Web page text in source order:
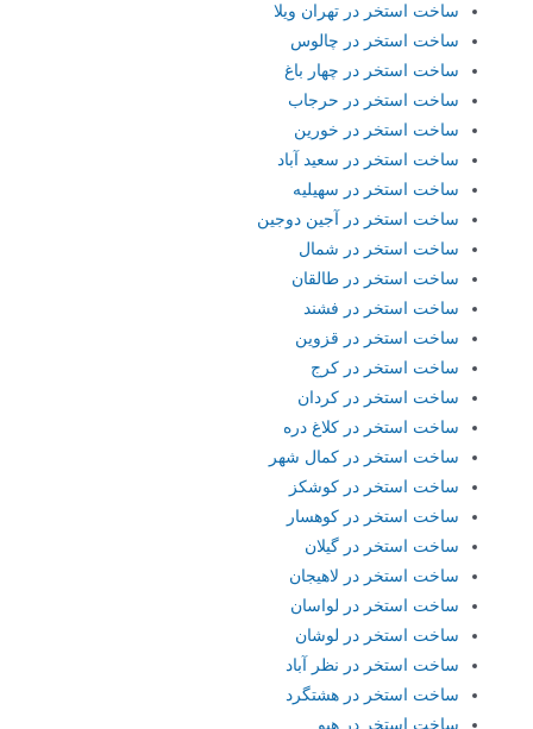
ساخت استخر در تهران ویلا
ساخت استخر در چالوس
ساخت استخر در چهار باغ
ساخت استخر در حرجاب
ساخت استخر در خورین
ساخت استخر در سعید آباد
ساخت استخر در سهیلیه
ساخت استخر در آجین دوجین
ساخت استخر در شمال
ساخت استخر در طالقان
ساخت استخر در فشند
ساخت استخر در قزوین
ساخت استخر در کرج
ساخت استخر در کردان
ساخت استخر در کلاغ دره
ساخت استخر در کمال شهر
ساخت استخر در کوشکز
ساخت استخر در کوهسار
ساخت استخر در گیلان
ساخت استخر در لاهیجان
ساخت استخر در لواسان
ساخت استخر در لوشان
ساخت استخر در نظر آباد
ساخت استخر در هشتگرد
ساخت استخر در هیو